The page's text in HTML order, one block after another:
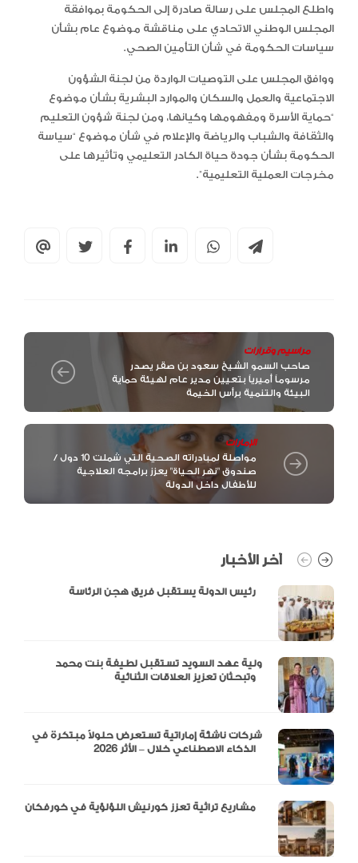
واطلع المجلس على رسالة صادرة إلى الحكومة بموافقة
المجلس الوطني الاتحادي على مناقشة موضوع عام بشأن
سياسات الحكومة في شأن التأمين الصحي.
ووافق المجلس على التوصيات الواردة من لجنة الشؤون
الاجتماعية والعمل والسكان والموارد البشرية بشأن موضوع
“حماية الأسرة ومفهومها وكيانها، ومن لجنة شؤون التعليم
والثقافة والشباب والرياضة والإعلام في شأن موضوع “سياسة
الحكومة بشأن جودة حياة الكادر التعليمي وتأثيرها على
مخرجات العملية التعليمية”.
مراسيم وقرارات
صاحب السمو الشيخ سعود بن صقر يصدر
مرسوماً أميرياً بتعيين مدير عام لهيئة حماية
البيئة والتنمية برأس الخيمة
الإمارات
مواصلة لمبادراته الصحية التي شملت 10 دول /
صندوق "نهر الحياة" يعزز برامجه العلاجية
للأطفال داخل الدولة
آخر الأخبار
ولية عهد السويد تستقبل لطيفة بنت محمد
شركات ناشئة إماراتية تستعرض حلولاً مبتكرة في